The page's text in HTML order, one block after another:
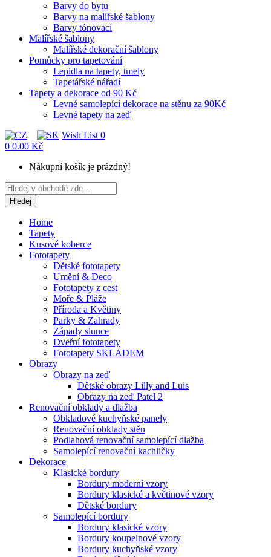
Barvy do bytu
Barvy na malířské šablony
Barvy tónovací
Malířské šablony
Malířské dekorační šablony
Pomůcky pro tapetování
Lepidla na tapety, tmely
Tapetářské nářadí
Tapety a dekorace od 90 Kč
Levné samolepící dekorace na stěnu za 90Kč
Levné tapety na zeď
Wish List 0
0 0.00 Kč
Nákupní košík je prázdný!
Hledej
Home
Tapety
Kusové koberce
Fototapety
Dětské fototapety
Umění & Deco
Fototapety z cest
Moře & Pláže
Příroda a Květiny
Parky & Zahrady
Západy slunce
Dveřní fototapety
Fototapety SKLADEM
Obrazy
Obrazy na zeď
Dětské obrazy Lilly and Luis
Obrazy na zeď Patel 2
Renovační obklady a dlažba
Obkladové kuchyňské panely
Renovační obklady stěn
Podlahová renovační samolepící dlažba
Samolepící renovační kachličky
Dekorace
Klasické bordury
Bordury moderní vzory
Bordury klasické a květinové vzory
Dětské bordury
Samolepící bordury
Bordury klasické vzory
Bordury koupelnové vzory
Bordury kuchyňské vzory